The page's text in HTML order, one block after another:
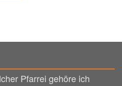
Pfarrei gehöre ich